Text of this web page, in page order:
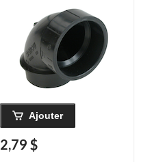
Ajouter
2,79 $